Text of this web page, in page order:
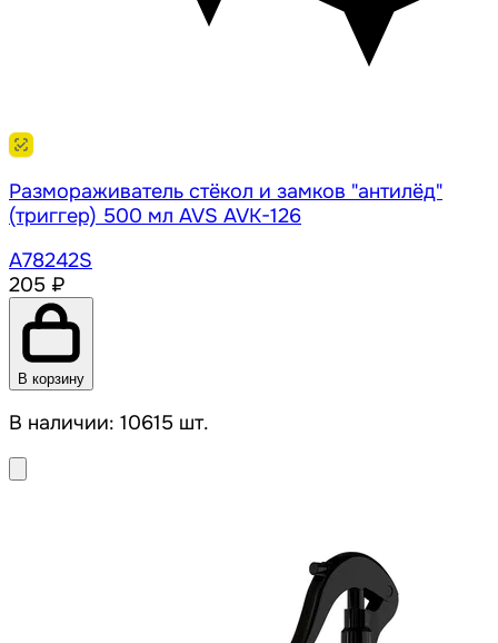
Размораживатель стёкол и замков "антилёд"
(триггер) 500 мл AVS AVK-126
A78242S
205 ₽
В корзину
В наличии: 10615 шт.